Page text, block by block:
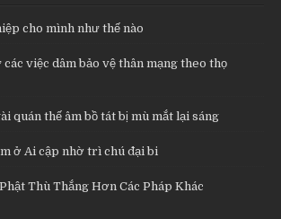
cho mình như thế nào
việc dâm bảo vệ thân mạng theo thọ
quán thế âm bồ tát bị mù mắt lại sáng
ở Ai cập nhờ trì chú đại bi
Thù Thắng Hơn Các Pháp Khác